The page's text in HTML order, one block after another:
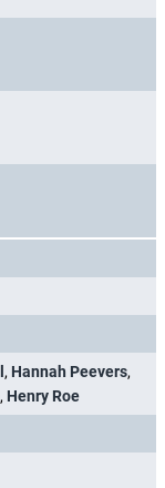
, Hannah Peevers,
, Henry Roe